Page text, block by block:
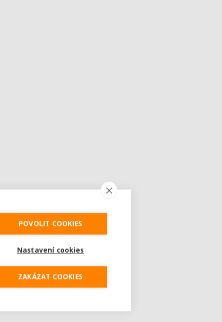
POVOLIT COOKIES
Nastavení cookies
ZAKÁZAT COOKIES